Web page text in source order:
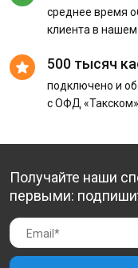
среднее время
клиента в
500 тысяч
подключено и
с ОФД «Такском»
Получайте наши
первыми: